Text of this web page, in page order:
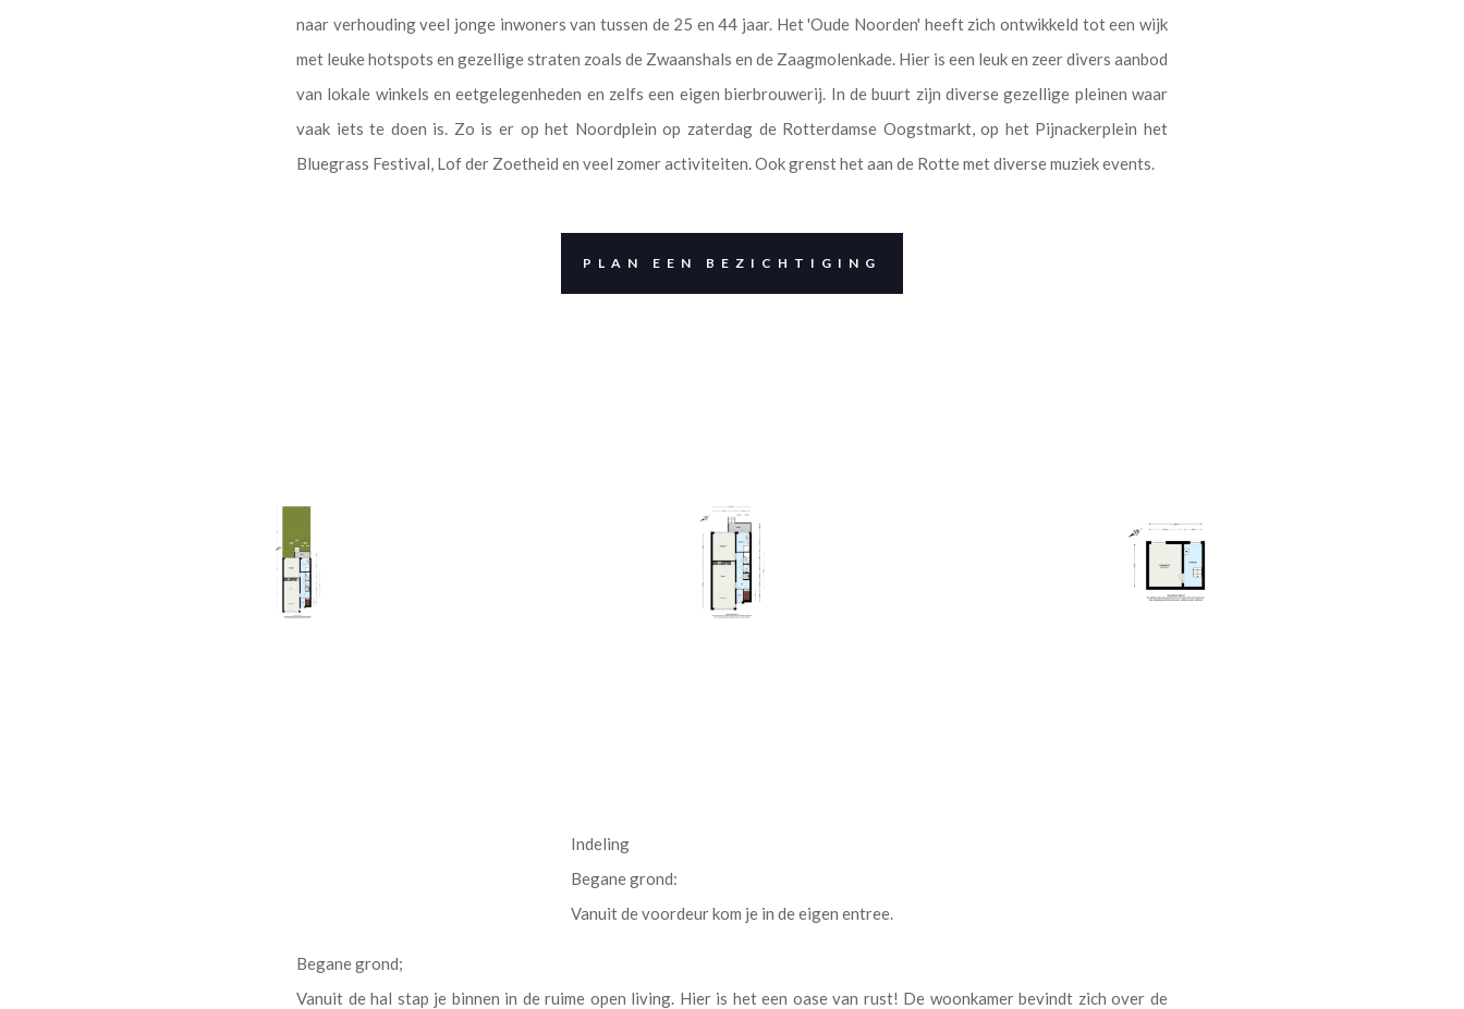
naar verhouding veel jonge inwoners van tussen de 25 en 44 jaar. Het 'Oude Noorden' heeft zich ontwikkeld tot een wijk
met leuke hotspots en gezellige straten zoals de Zwaanshals en de Zaagmolenkade. Hier is een leuk en zeer divers aanbod
van lokale winkels en eetgelegenheden en zelfs een eigen bierbrouwerij. In de buurt zijn diverse gezellige pleinen waar
vaak iets te doen is. Zo is er op het Noordplein op zaterdag de Rotterdamse Oogstmarkt, op het Pijnackerplein het
Bluegrass Festival, Lof der Zoetheid en veel zomer activiteiten. Ook grenst het aan de Rotte met diverse muziek events.
PLAN EEN BEZICHTIGING
Indeling
Begane grond:
Vanuit de voordeur kom je in de eigen entree.
Begane grond;
Vanuit de hal stap je binnen in de ruime open living. Hier is het een oase van rust! De woonkamer bevindt zich over de